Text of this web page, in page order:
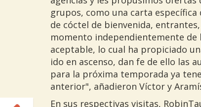
grupos, como una carta
de cóctel de bienvenida,
momento independientemente de
aceptable, lo cual ha propiciado
ido en ascenso, dan fe de ello las
para la próxima temporada ya
anterior", añadieron Víctor y
En sus respectivas visitas,